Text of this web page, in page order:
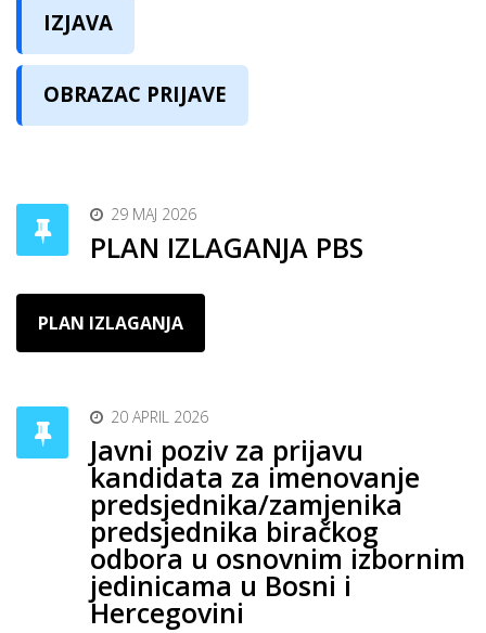
IZJAVA
OBRAZAC PRIJAVE
29 MAJ 2026
PLAN IZLAGANJA PBS
PLAN IZLAGANJA
20 APRIL 2026
Javni poziv za prijavu
kandidata za imenovanje
predsjednika/zamjenika
predsjednika biračkog
odbora u osnovnim izbornim
jedinicama u Bosni i
Hercegovini